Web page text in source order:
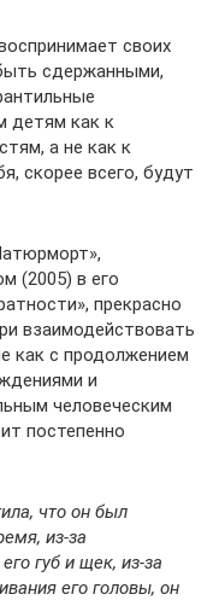
своих
сдержанными,
детям как к
а не как к
скорее всего, будут
(2005) в его
прекрасно
взаимодействовать
как с продолжением
и
человеческим
постепенно
что он был
из-за
губ и щек, из-за
его головы, он